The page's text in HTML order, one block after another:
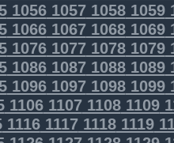
1056105710581059
1066106710681069
1076107710781079
1086108710881089
1096109710981099
1106110711081109
1116111711181119